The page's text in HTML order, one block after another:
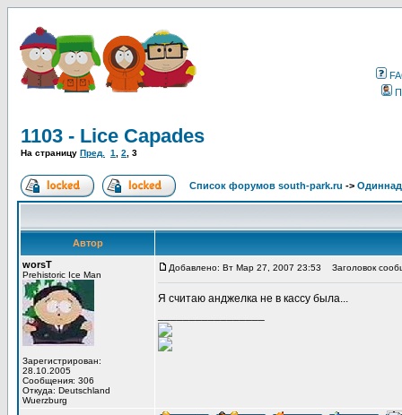
1103 - Lice Capades
На страницу Пред. 1 2 3
Список форумов south-park.ru ->
Автор
worsT
Prehistoric Ice Man
Зарегистрирован:
28.10.2005
Сообщения: 306
Откуда: Deutschland
Wuerzburg
Добавлено: Вт Мар 27, 2007 23:53 Заголовок
Я считаю анджелка не в кассу была...